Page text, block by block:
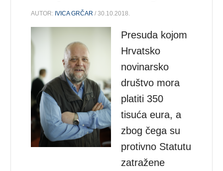
AUTOR: IVICA GRČAR / 30.10.2018.
Presuda kojom
Hrvatsko
novinarsko
društvo mora
platiti 350
tisuća eura, a
zbog čega su
protivno Statutu
zatražene